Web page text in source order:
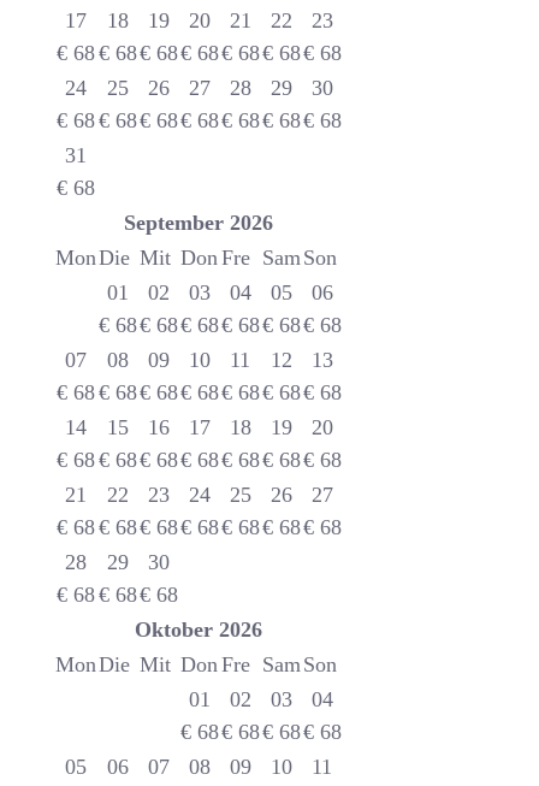
17
€ 68
18
€ 68
19
€ 68
20
€ 68
21
€ 68
22
€ 68
23
€ 68
24
€ 68
25
€ 68
26
€ 68
27
€ 68
28
€ 68
29
€ 68
30
€ 68
31
€ 68
September 2026
MonDie Mit DonFre SamSon
01
€ 68
02
€ 68
03
€ 68
04
€ 68
05
€ 68
06
€ 68
07
€ 68
08
€ 68
09
€ 68
10
€ 68
11
€ 68
12
€ 68
13
€ 68
14
€ 68
15
€ 68
16
€ 68
17
€ 68
18
€ 68
19
€ 68
20
€ 68
21
€ 68
22
€ 68
23
€ 68
24
€ 68
25
€ 68
26
€ 68
27
€ 68
28
€ 68
29
€ 68
30
€ 68
Oktober 2026
MonDie Mit DonFre SamSon
01
€ 68
02
€ 68
03
€ 68
04
€ 68
05
06
07
08
09
10
11